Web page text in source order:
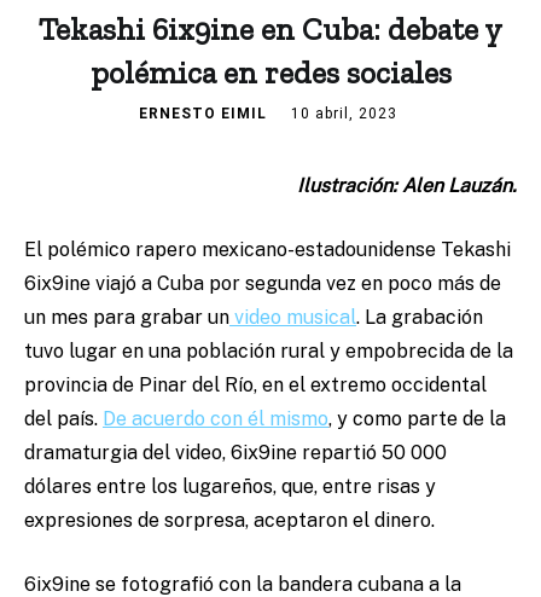
Tekashi 6ix9ine en Cuba: debate y
polémica en redes sociales
ERNESTO EIMIL 10 abril, 2023
Ilustración: Alen Lauzán.
El polémico rapero mexicano-estadounidense Tekashi
6ix9ine viajó a Cuba por segunda vez en poco más de
un mes para grabar un video musical. La grabación
tuvo lugar en una población rural y empobrecida de la
provincia de Pinar del Río, en el extremo occidental
del país. De acuerdo con él mismo, y como parte de la
dramaturgia del video, 6ix9ine repartió 50 000
dólares entre los lugareños, que, entre risas y
expresiones de sorpresa, aceptaron el dinero.
6ix9ine se fotografió con la bandera cubana a la